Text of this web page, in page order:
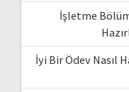
İşletme
İyi Bir Ödev Nasıl